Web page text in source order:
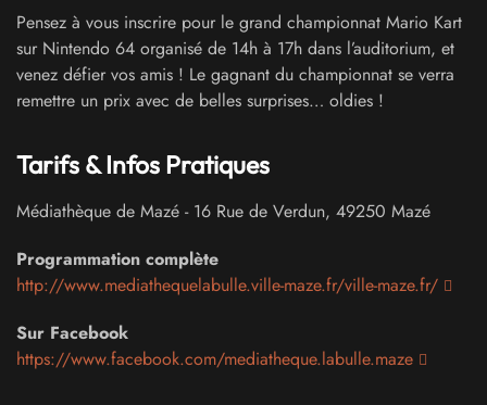
Pensez à vous inscrire pour le grand championnat Mario Kart
sur Nintendo 64 organisé de 14h à 17h dans l’auditorium, et
venez défier vos amis ! Le gagnant du championnat se verra
remettre un prix avec de belles surprises… oldies !
Tarifs & Infos Pratiques
Médiathèque de Mazé - 16 Rue de Verdun, 49250 Mazé
Programmation complète
http://www.mediathequelabulle.ville-maze.fr/ville-maze.fr/
Sur Facebook
https://www.facebook.com/mediatheque.labulle.maze